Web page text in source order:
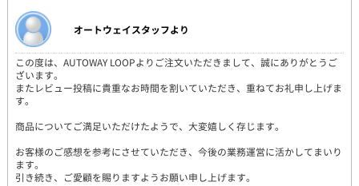
オートウェイスタッフより
この度は、AUTOWAY LOOPよりご注文いただきまして、誠にありがとうご
ざいます。
またレビュー投稿に貴重なお時間を割いていただき、重ねてお礼申し上げま
す。
商品についてご満足いただけたようで、大変嬉しく存じます。
お客様のご感想を参考にさせていただき、今後の業務運営に活かしてまいり
ます。
引き続き、ご愛顧を賜りますようお願い申し上げます。